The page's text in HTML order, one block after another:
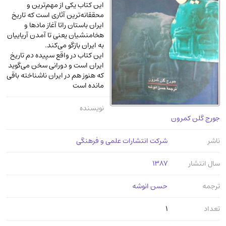
سیاسی(116)
رمان و داستان خارجی(489)
حقوقی و قانون(47)
کتاب های مصور رنگی و گلاسه(23)
عرفانی و سلوک(45)
الکترونیک (11)
دایره المعارف و فرهنگ(13)
علوم غریبه و شهودی
معماری، عمران و شهرسازی(29)
طراحی هنر و نقاشی و مجسمه سازی
زندگینامه شهدا(9)
این کتاب یکی از مهم‌ترین و
محققانه‌ترین آثاری است که تاریخ
ایران باستان راتا آغاز مادها و
هخامنشیان یعنی تا آمدن آریاییان
به ایران بازگو می‌کند.
این کتاب در واقع سپیده دم تاریخ
ایران است و دورانی سخن می‌گوید
که هنوز هم در ایران ناشناخته باقی
مانده است
نویسنده
جورج گلن کمرون
ناشر
شرکت انتشارات علمی و فرهنگی
سال انتشار
1387
ترجمه
حسن انوشه
تعداد
1